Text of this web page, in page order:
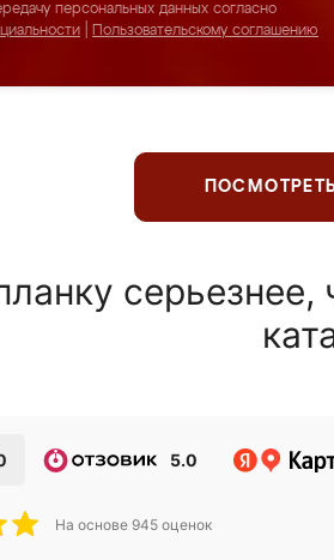
персональных данных согласно
Пользовательскому соглашению
5.0
На основе 945 оценок